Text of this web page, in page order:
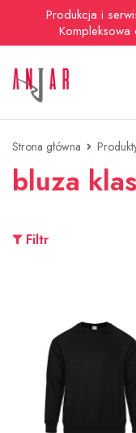
Produkcja i
Kompleksowa
Strona główna
bluza
Filtr